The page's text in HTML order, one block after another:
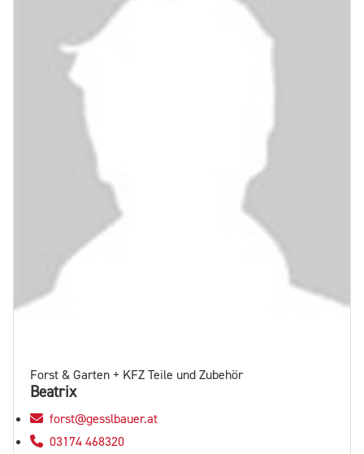
Forst & Garten + KFZ Teile und Zubehör
Beatrix
forst@gesslbauer.at
03174 468320